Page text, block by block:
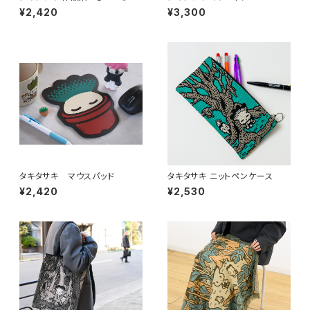
もり」
¥2,420 ¥3,300
タキタサキ マウスパッド
¥2,420
タキタサキ ニットペンケース
¥2,530